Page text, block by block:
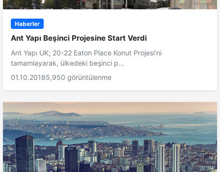
Haberler
Ant Yapı Beşinci Projesine Start Verdi
Ant Yapı UK; 20-22 Eaton Place Konut Projesi’ni
tamamlayarak, ülkedeki beşinci p...
01.10.20185,950 görüntülenme